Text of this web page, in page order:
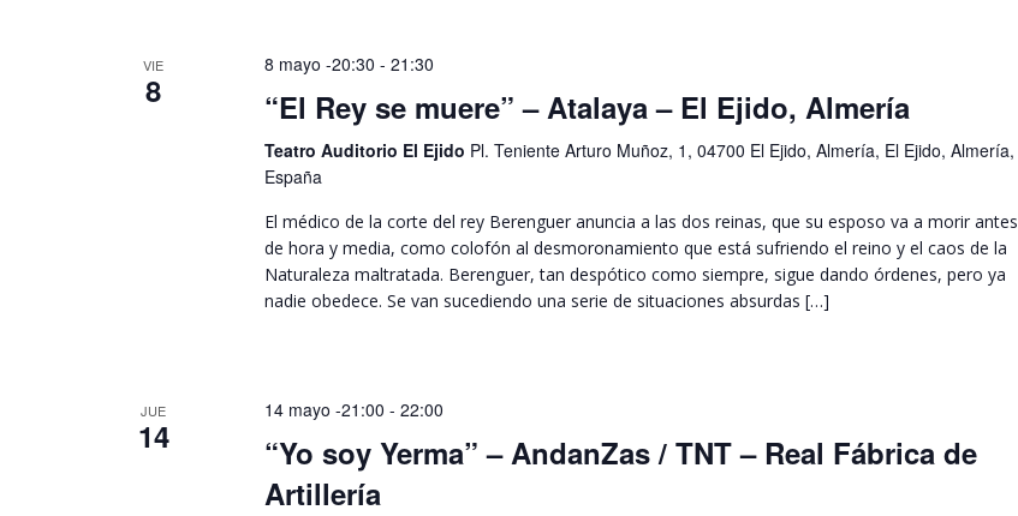
VIE
8
8 mayo -20:30 - 21:30
“El Rey se muere” – Atalaya – El Ejido, Almería
Teatro Auditorio El Ejido Pl. Teniente Arturo Muñoz, 1, 04700 El Ejido, Almería, El Ejido, Almería,
España
El médico de la corte del rey Berenguer anuncia a las dos reinas, que su esposo va a morir antes
de hora y media, como colofón al desmoronamiento que está sufriendo el reino y el caos de la
Naturaleza maltratada. Berenguer, tan despótico como siempre, sigue dando órdenes, pero ya
nadie obedece. Se van sucediendo una serie de situaciones absurdas […]
JUE
14
14 mayo -21:00 - 22:00
“Yo soy Yerma” – AndanZas / TNT – Real Fábrica de
Artillería